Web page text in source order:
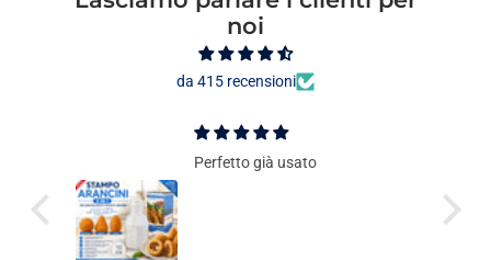
noi
da 415 recensioni
Perfetto già usato